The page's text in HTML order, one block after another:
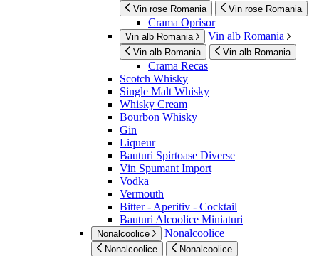
Vin rose Romania Vin rose Romania
Crama Oprisor
Vin alb Romania Vin alb Romania
Vin alb Romania Vin alb Romania
Crama Recas
Scotch Whisky
Single Malt Whisky
Whisky Cream
Bourbon Whisky
Gin
Liqueur
Bauturi Spirtoase Diverse
Vin Spumant Import
Vodka
Vermouth
Bitter - Aperitiv - Cocktail
Bauturi Alcoolice Miniaturi
Nonalcoolice Nonalcoolice
Nonalcoolice Nonalcoolice